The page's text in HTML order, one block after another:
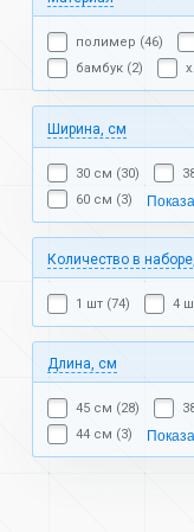
полимер (46)
бамбук (2)
Ширина, см
30 см (30)
60 см (3)
Количество в
1 шт (74) 4
Длина, см
45 см (28)
44 см (3)